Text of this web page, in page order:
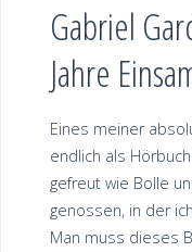
Gabriel
Jahre
Eines meiner
endlich als
gefreut wie Bolle
genossen, in der
Man muss dieses